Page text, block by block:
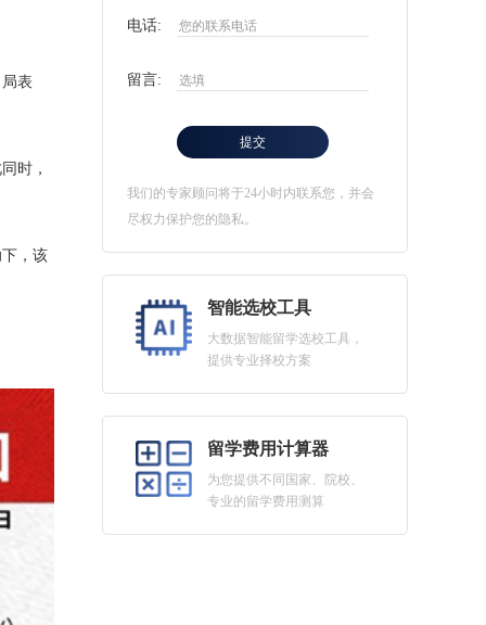
表
时，
，该
电话:
留言:
我们的专家顾问将于24小时内联系您，并会
尽权力保护您的隐私。
智能选校工具
大数据智能留学选校工具，
提供专业择校方案
留学费用计算器
为您提供不同国家、院校、
专业的留学费用测算